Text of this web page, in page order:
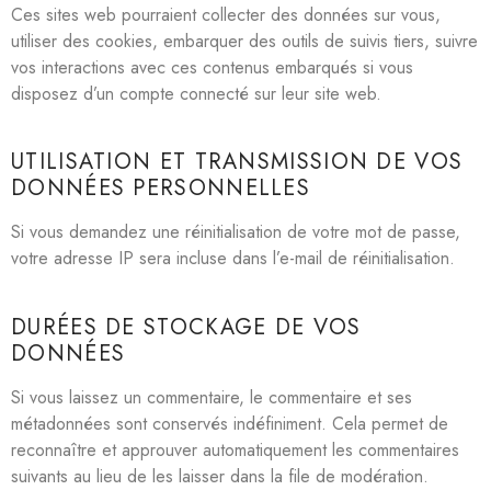
Ces sites web pourraient collecter des données sur vous,
utiliser des cookies, embarquer des outils de suivis tiers, suivre
vos interactions avec ces contenus embarqués si vous
disposez d’un compte connecté sur leur site web.
UTILISATION ET TRANSMISSION DE VOS
DONNÉES PERSONNELLES
Si vous demandez une réinitialisation de votre mot de passe,
votre adresse IP sera incluse dans l’e-mail de réinitialisation.
DURÉES DE STOCKAGE DE VOS
DONNÉES
Si vous laissez un commentaire, le commentaire et ses
métadonnées sont conservés indéfiniment. Cela permet de
reconnaître et approuver automatiquement les commentaires
suivants au lieu de les laisser dans la file de modération.